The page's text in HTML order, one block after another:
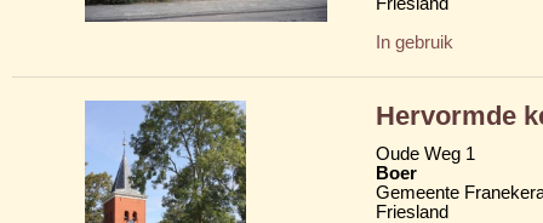
In gebruik
Hervormde
Oude Weg 1
Boer
Gemeente
Friesland